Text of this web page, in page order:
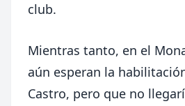
club.
Mientras tanto, en el
aún esperan la
Castro, pero que no